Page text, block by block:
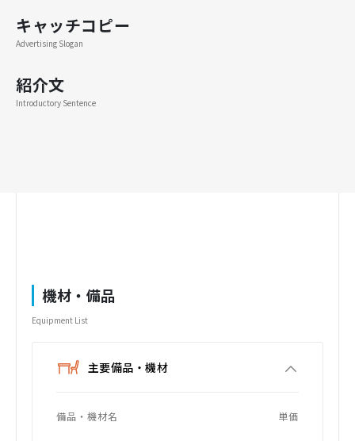
キャッチコピー
Advertising Slogan
紹介文
Introductory Sentence
機材・備品
Equipment List
主要備品・機材
備品・機材名 単価